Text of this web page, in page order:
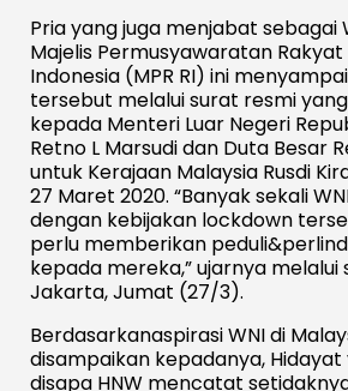
Pria yang juga menjabat sebagai
Majelis Permusyawaratan Rakyat
Indonesia (MPR RI) ini
tersebut melalui surat resmi
kepada Menteri Luar Negeri
Retno L Marsudi dan Duta Besar
untuk Kerajaan Malaysia Rusdi
27 Maret 2020. “Banyak sekali
dengan kebijakan lockdown
perlu memberikan
kepada mereka,” ujarnya melalui
Jakarta, Jumat (27/3).
Berdasarkanaspirasi WNI di
disampaikan kepadanya,
disapa HNW mencatat